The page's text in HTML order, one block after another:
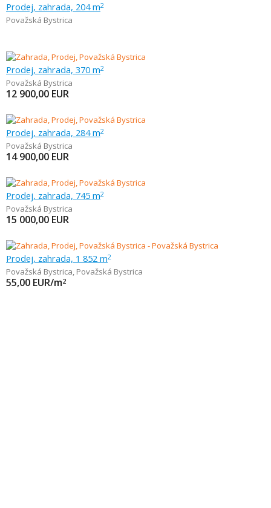
Prodej, zahrada, 204 m2
Považská Bystrica
Prodej, zahrada, 370 m2
Považská Bystrica
12 900,00 EUR
Prodej, zahrada, 284 m2
Považská Bystrica
14 900,00 EUR
Prodej, zahrada, 745 m2
Považská Bystrica
15 000,00 EUR
Prodej, zahrada, 1 852 m2
Považská Bystrica, Považská Bystrica
55,00 EUR/m2